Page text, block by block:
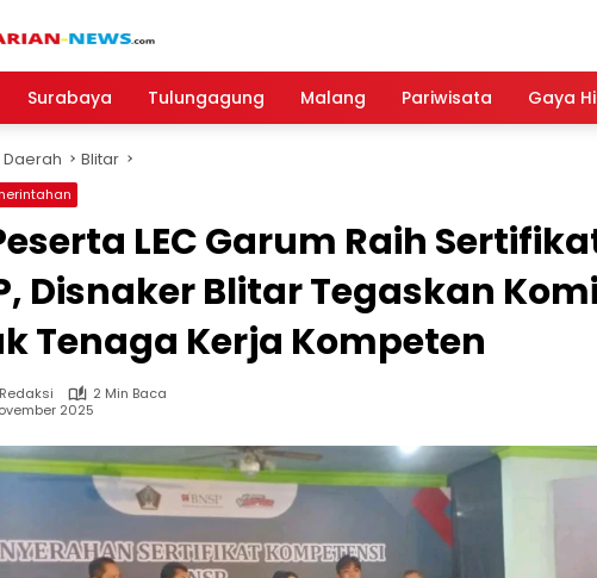
Surabaya Tulungagung Malang Pariwisata Gaya
Daerah Blitar
LEC Garum Raih
Disnaker Blitar Tegaskan
Tenaga Kerja Kompeten
2 Min Baca
2025